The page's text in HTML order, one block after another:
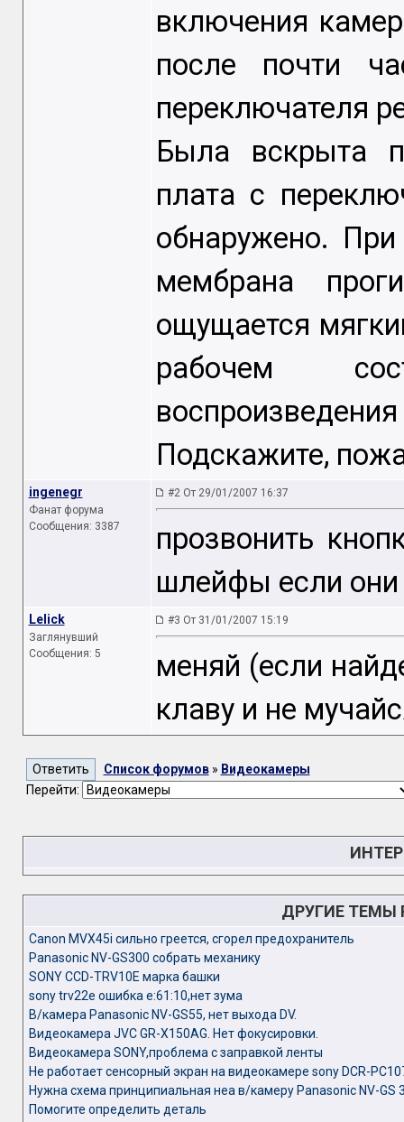
включения
после почти
переключателя
Была вскрыта
плата с
обнаружено.
мембрана
ощущается
рабочем
Подскажите,
ingenegr
Фанат форума
Сообщения: 3387
#2 От 29/01/2007 16:37
прозвонить
шлейфы если они
Lelick
Заглянувший
Сообщения: 5
#3 От 31/01/2007 15:19
меняй (если
клаву и не
Список форумов» Видеокамеры
Перейти:
ДРУГИЕ ТЕМЫ
Canon MVX45i сильно греется, сгорел предохранитель
Panasonic NV-GS300 собрать механику
SONY CCD-TRV10E марка башки
sony trv22e ошибка е:61:10,нет зума
В/камера Panasonic NV-GS55, нет выхода DV.
Видеокамера JVC GR-X150AG. Нет фокусировки.
Видеокамера SONY,проблема с заправкой ленты
Не работает сенсорный экран на видеокамере sony DCR-
Нужна схема принципиальная неа в/камеру Panasonic NV-GS
Помогите определить деталь